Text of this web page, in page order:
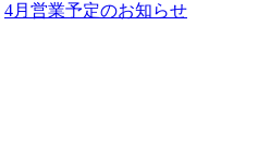
4月営業予定のお知らせ